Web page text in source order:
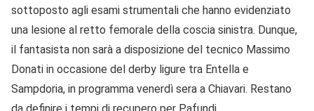
sottoposto agli esami strumentali che hanno evidenziato
una lesione al retto femorale della coscia sinistra. Dunque,
il fantasista non sarà a disposizione del tecnico Massimo
Donati in occasione del derby ligure tra Entella e
Sampdoria, in programma venerdì sera a Chiavari. Restano
da definire i tempi di recupero per Pafundi.